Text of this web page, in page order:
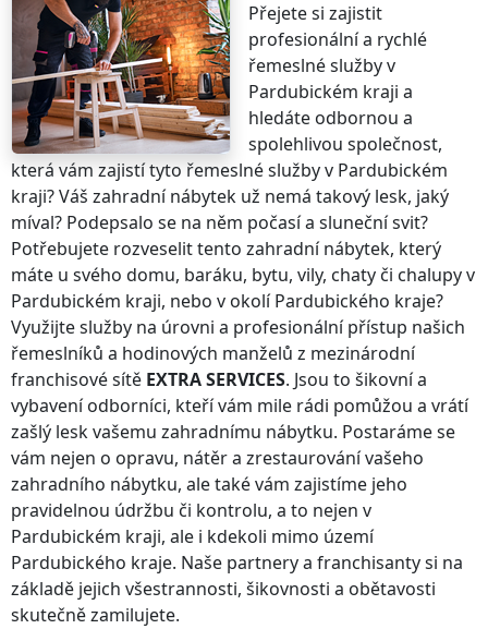
Přejete si zajistit
profesionální a rychlé
řemeslné službyv
Pardubickém kraji a
hledáte odbornou a
spolehlivou společnost,
která vám zajistí tyto řemeslné službyv Pardubickém
kraji? Váš zahradní nábytek už nemá takový lesk, jaký
míval? Podepsalo se na něm počasí a sluneční svit?
Potřebujete rozveselit tento zahradní nábytek, který
máte u svého domu, baráku, bytu, vily, chaty či chalupyv
Pardubickém kraji, nebo v okolíPardubického kraje?
Využijte služby na úrovni a profesionální přístup našich
řemeslníků a hodinových manželů z mezinárodní
franchisové sítě EXTRA SERVICES. Jsou to šikovní a
vybavení odborníci, kteří vám mile rádi pomůžou a vrátí
zašlý lesk vašemu zahradnímu nábytku. Postaráme se
vám nejen o opravu, nátěr a zrestaurování vašeho
zahradního nábytku, ale také vám zajistíme jeho
pravidelnou údržbu či kontrolu, a to nejen v
Pardubickém kraji, ale i kdekoli mimo území
Pardubického kraje. Naše partnery a franchisanty si na
základě jejich všestrannosti, šikovnosti a obětavosti
skutečně zamilujete.